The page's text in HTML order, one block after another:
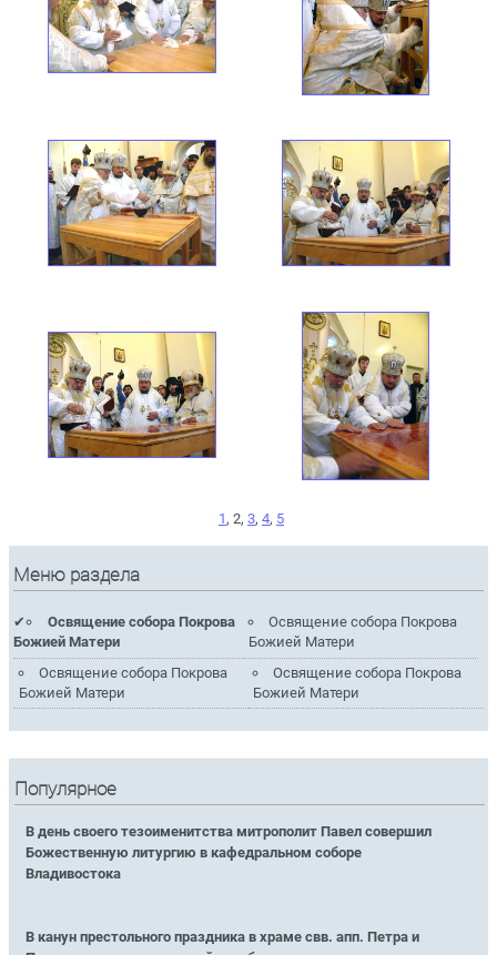
1 , 2, 3, 4, 5
Меню раздела
Освящение собора Покрова
Божией Матери
Освящение собора Покрова
Божией Матери
Освящение собора Покрова
Божией Матери
Освящение собора Покрова
Божией Матери
Популярное
В день своего тезоименитства митрополит Павел совершил
Божественную литургию в кафедральном соборе
Владивостока
В канун престольного праздника в храме свв. апп. Петра и